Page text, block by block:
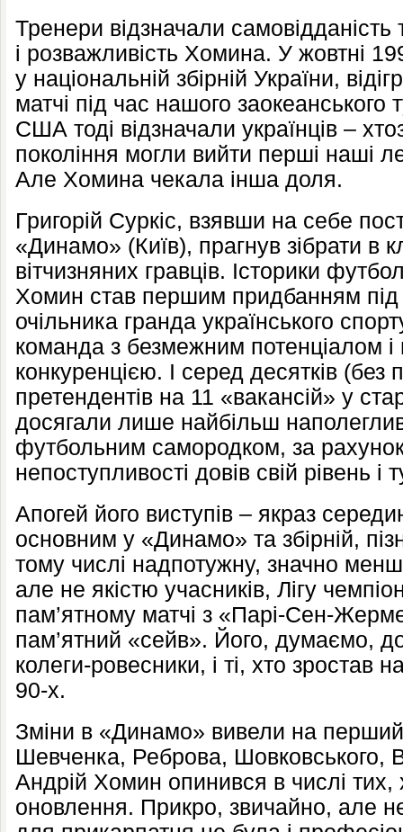
Тренери відзначали
і розважливість Хомина. У жовтні
у національній збірній України,
матчі під час нашого заокеанського
США тоді відзначали українців –
покоління могли вийти перші наші
Але Хомина чекала інша доля.
Григорій Суркіс, взявши на себе
«Динамо» (Київ), прагнув зібрати в
вітчизняних гравців. Історики
Хомин став першим придбанням під
очільника гранда українського
команда з безмежним потенціалом
конкуренцією. І серед десятків (без
претендентів на 11 «вакансій» у
досягали лише найбільш
футбольним самородком, за рахунок
непоступливості довів свій рівень і
Апогей його виступів – якраз
основним у «Динамо» та збірній,
тому числі надпотужну, значно менш
але не якістю учасників, Лігу
пам’ятному матчі з «Парі-Сен-
пам’ятний «сейв». Його, думаємо,
колеги-ровесники, і ті, хто зростав
90-х.
Зміни в «Динамо» вивели на
Шевченка, Реброва,
Андрій Хомин опинився в числі тих,
оновлення. Прикро, звичайно, але